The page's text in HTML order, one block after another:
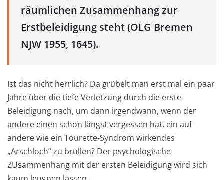
räumlichen Zusammenhang zur
Erstbeleidigung steht (OLG Bremen
NJW 1955, 1645).
Ist das nicht herrlich? Da grübelt man erst mal ein paar
Jahre über die tiefe Verletzung durch die erste
Beleidigung nach, um dann irgendwann, wenn der
andere einen schon längst vergessen hat, ein auf
andere wie ein Tourette-Syndrom wirkendes
„Arschloch“ zu brüllen? Der psychologische
ZUsammenhang mit der ersten Beleidigung wird sich